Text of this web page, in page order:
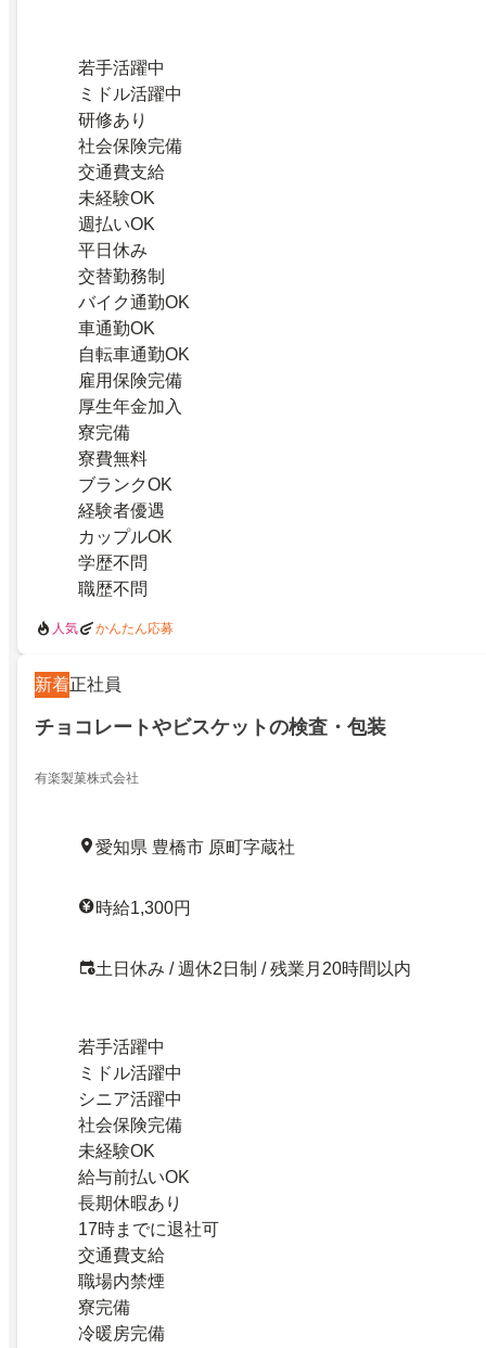
若手活躍中
ミドル活躍中
研修あり
社会保険完備
交通費支給
未経験OK
週払いOK
平日休み
交替勤務制
バイク通勤OK
車通勤OK
自転車通勤OK
雇用保険完備
厚生年金加入
寮完備
寮費無料
ブランクOK
経験者優遇
カップルOK
学歴不問
職歴不問
人気 かんたん応募
新着正社員
チョコレートやビスケットの検査・包装
有楽製菓株式会社
愛知県 豊橋市 原町字蔵社
時給1,300円
土日休み / 週休2日制 / 残業月20時間以内
若手活躍中
ミドル活躍中
シニア活躍中
社会保険完備
未経験OK
給与前払いOK
長期休暇あり
17時までに退社可
交通費支給
職場内禁煙
寮完備
冷暖房完備